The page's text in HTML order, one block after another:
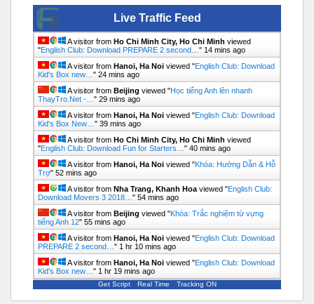
Live Traffic Feed
A visitor from Ho Chi Minh City, Ho Chi Minh viewed
"English Club: Download PREPARE 2 second… " 14 mins ago
A visitor from Hanoi, Ha Noi viewed "English Club: Download
Kid's Box new… " 24 mins ago
A visitor from Beijing viewed "Học tiếng Anh lên nhanh
ThayTro.Net -… " 29 mins ago
A visitor from Hanoi, Ha Noi viewed "English Club: Download
Kid's Box New… " 39 mins ago
A visitor from Ho Chi Minh City, Ho Chi Minh viewed
"English Club: Download Fun for Starters… " 40 mins ago
A visitor from Hanoi, Ha Noi viewed "Khóa: Hướng Dẫn & Hỗ
Trợ" 52 mins ago
A visitor from Nha Trang, Khanh Hoa viewed "English Club:
Download Movers 3 2018… " 54 mins ago
A visitor from Beijing viewed "Khóa: Trắc nghiệm từ vựng
tiếng Anh 12" 55 mins ago
A visitor from Hanoi, Ha Noi viewed "English Club: Download
PREPARE 2 second… " 1 hr 10 mins ago
A visitor from Hanoi, Ha Noi viewed "English Club: Download
Kid's Box new… " 1 hr 19 mins ago
Get Script Real Time Tracking ON